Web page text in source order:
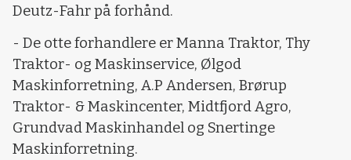
Deutz-Fahr på forhånd.
- De otte forhandlere er Manna Traktor, Thy
Traktor- og Maskinservice, Ølgod
Maskinforretning, A.P Andersen, Brørup
Traktor- & Maskincenter, Midtfjord Agro,
Grundvad Maskinhandel og Snertinge
Maskinforretning.